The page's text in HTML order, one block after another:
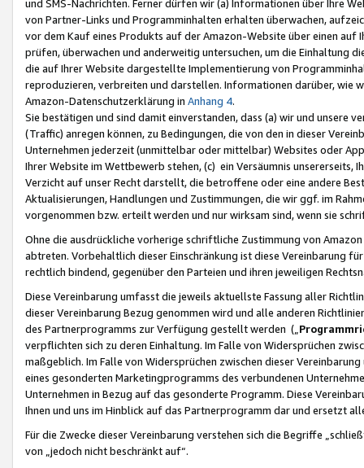
und SMS-Nachrichten. Ferner dürfen wir (a) Informationen über Ihre
von Partner-Links und Programminhalten erhalten überwachen,
vor dem Kauf eines Produkts auf der Amazon-Website über einen
prüfen, überwachen und anderweitig untersuchen, um die Einhaltung
die auf Ihrer Website dargestellte Implementierung von
reproduzieren, verbreiten und darstellen. Informationen darüber, wie
Amazon-Datenschutzerklärung in Anhang 4.
Sie bestätigen und sind damit einverstanden, dass (a) wir und
(Traffic) anregen können, zu Bedingungen, die von den in dieser
Unternehmen jederzeit (unmittelbar oder mittelbar) Websites oder
Ihrer Website im Wettbewerb stehen, (c) ein Versäumnis unsererseits,
Verzicht auf unser Recht darstellt, die betroffene oder eine andere
Aktualisierungen, Handlungen und Zustimmungen, die wir ggf. im
vorgenommen bzw. erteilt werden und nur wirksam sind, wenn sie
Ohne die ausdrückliche vorherige schriftliche Zustimmung von
abtreten. Vorbehaltlich dieser Einschränkung ist diese Vereinbarung
rechtlich bindend, gegenüber den Parteien und ihren jeweiligen
Diese Vereinbarung umfasst die jeweils aktuellste Fassung aller
dieser Vereinbarung Bezug genommen wird und alle anderen
des Partnerprogramms zur Verfügung gestellt werden („
verpflichten sich zu deren Einhaltung. Im Falle von Widersprüchen
maßgeblich. Im Falle von Widersprüchen zwischen dieser
eines gesonderten Marketingprogramms des verbundenen
Unternehmen in Bezug auf das gesonderte Programm. Diese
Ihnen und uns im Hinblick auf das Partnerprogramm dar und ersetzt
Für die Zwecke dieser Vereinbarung verstehen sich die Begriffe
von „jedoch nicht beschränkt auf“.